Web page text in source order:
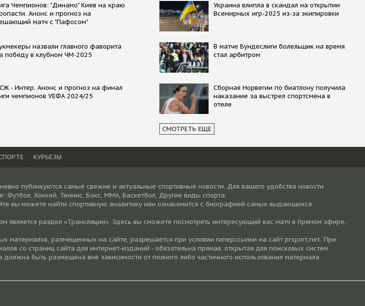
Чемпионов: "Динамо" Киев на краю
Анонс и прогноз на
матч с "Пафосом"
назвали главного фаворита
победу в клубном ЧМ-2025
- Интер. Анонс и прогноз на финал
чемпионов УЕФА 2024/25
Украина влипла в скандал на открытии
Всемирных игр-2025 из-за экипировки
В матче Бундеслиги болельщик на время
стал арбитром
Сборная Норвегии по биатлону получила
наказание за выстрел спортсмена в
отеле
СМОТРЕТЬ ЕЩЕ
КУРЬЕЗЫ
публикуются самые свежие и актуальные спортивные новости. Для вашего удобства новости
Футбол, Хоккей, Теннис, Бокс, ММА, Баскетбол, Другие виды спорта.
вы можете найти спортивную аналитику или ознакомится с биографией самых выдающихся
является раздел «Трансляции». Здесь вы сможете посмотреть интересующий вас матч в прямом эфире.
материалов, размещенных на сайте, разрешается при условии гиперссылки на cайт prsport.net. При
со страниц сайта для интернет-изданий - обязательна прямая, открытая для поисковых систем
должна быть размещена вне зависимости от полного либо частичного использования материала